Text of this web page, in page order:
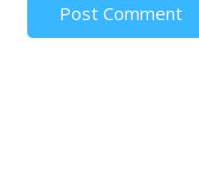
Post Comment